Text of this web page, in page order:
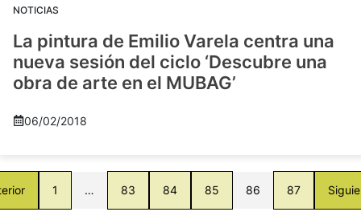
NOTICIAS
La pintura de Emilio Varela centra una
nueva sesión del ciclo ‘Descubre una
obra de arte en el MUBAG’
06/02/2018
1 … 83 84 85 86 87